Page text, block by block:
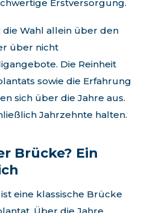
Erstversorgung.
die Wahl allein über den
über nicht
Die Reinheit
sowie die Erfahrung
sich über die Jahre aus.
Jahrzehnte halten.
Brücke? Ein
eine klassische Brücke